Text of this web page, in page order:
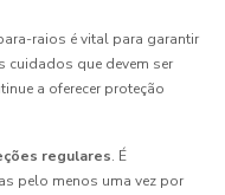
raios é vital para garantir
cuidados que devem ser
a oferecer proteção
regulares. É
pelo menos uma vez por